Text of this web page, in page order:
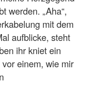
werden. „Aha“,
mit dem
aufblicke, steht
ihr kniet ein
einem, wie mir